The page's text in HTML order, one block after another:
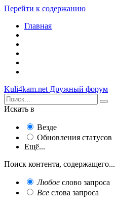
Перейти к содержанию
Главная
Kuli4kam.net Дружный форум
Искать в
Везде
Обновления статусов
Ещё...
Поиск контента, содержащего...
Любое слово запроса
Все слова запроса